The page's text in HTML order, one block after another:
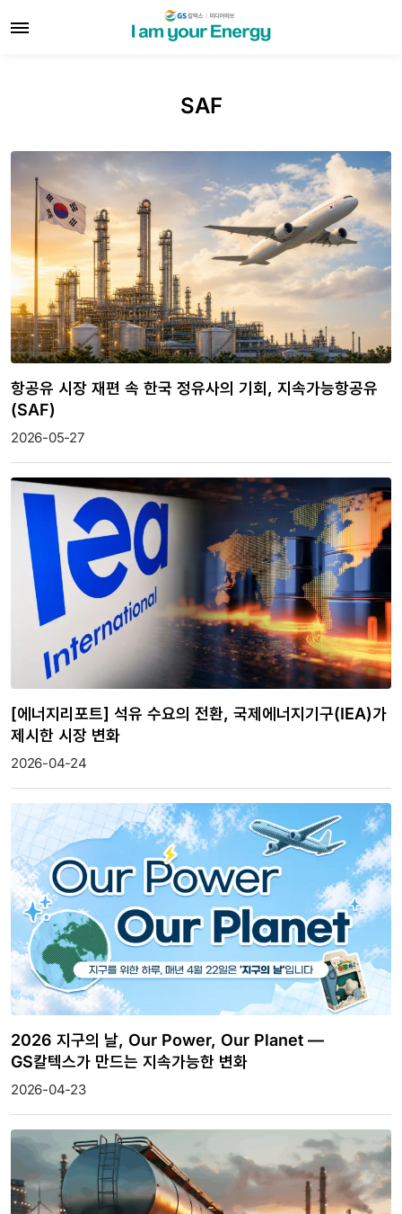
SAF
항공유 시장 재편 속 한국 정유사의 기회, 지속가능항공유
(SAF)
2026-05-27
[에너지리포트] 석유 수요의 전환, 국제에너지기구(IEA)가
제시한 시장 변화
2026-04-24
2026 지구의 날, Our Power, Our Planet —
GS칼텍스가 만드는 지속가능한 변화
2026-04-23